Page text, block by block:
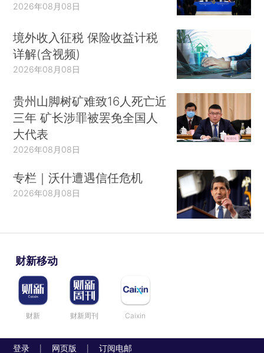
2026年08月08日
境外收入征税 保险收益计税
详解(含视频)
2026年08月08日
贵州山脚树矿难致16人死亡近
三年 矿长涉罪被罢免全国人
大代表
2026年08月08日
专栏｜沃什遭遇信任危机
2026年08月08日
财新移动
财新 财新周刊 Caixin
登录 网页版 订阅电邮